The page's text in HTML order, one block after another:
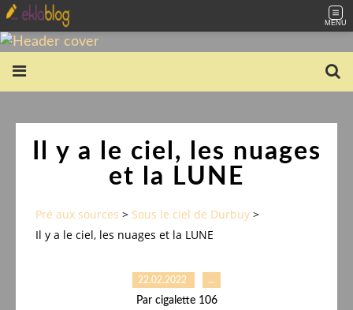
MENU
Il y a le ciel, les nuages
et la LUNE
Pré aux sources > Sous le ciel de Durbuy >
Il y a le ciel, les nuages et la LUNE
22.02.2022 …
Par cigalette 106